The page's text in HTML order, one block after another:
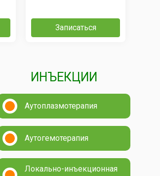
Записаться
ИНЪЕКЦИИ
Аутоплазмотерапия
Аутогемотерапия
Локально-инъекционная